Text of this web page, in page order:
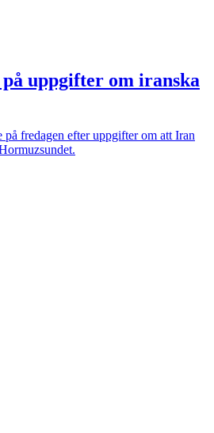
uppgifter om iranska
på fredagen efter uppgifter om att Iran